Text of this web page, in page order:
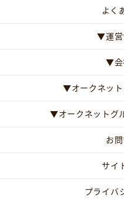
よく
▼運
▼会
▼オークネッ
▼オークネットグ
お
サイ
プライバ